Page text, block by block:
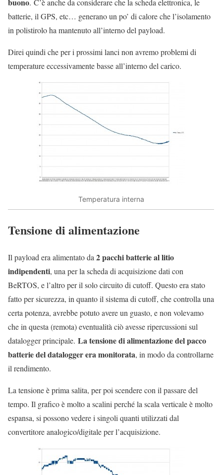
buono. C’è anche da considerare che la scheda elettronica, le
batterie, il GPS, etc… generano un po’ di calore che l’isolamento
in polistirolo ha mantenuto all’interno del payload.
Direi quindi che per i prossimi lanci non avremo problemi di
temperature eccessivamente basse all’interno del carico.
Temperatura interna
Tensione di alimentazione
Il payload era alimentato da 2 pacchi batterie al litio
indipendenti, una per la scheda di acquisizione dati con
BeRTOS, e l’altro per il solo circuito di cutoff. Questo era stato
fatto per sicurezza, in quanto il sistema di cutoff, che controlla una
certa potenza, avrebbe potuto avere un guasto, e non volevamo
che in questa (remota) eventualità ciò avesse ripercussioni sul
datalogger principale. La tensione di alimentazione del pacco
batterie del datalogger era monitorata, in modo da controllarne
il rendimento.
La tensione è prima salita, per poi scendere con il passare del
tempo. Il grafico è molto a scalini perché la scala verticale è molto
espansa, si possono vedere i singoli quanti utilizzati dal
convertitore analogico/digitale per l’acquisizione.